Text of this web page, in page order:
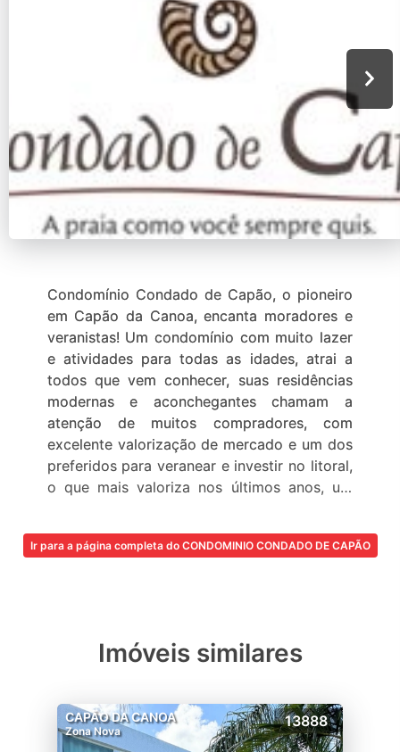
Condomínio Condado de Capão, o pioneiro
em Capão da Canoa, encanta moradores e
veranistas! Um condomínio com muito lazer
e atividades para todas as idades, atrai a
todos que vem conhecer, suas residências
modernas e aconchegantes chamam a
atenção de muitos compradores, com
excelente valorização de mercado e um dos
preferidos para veranear e investir no litoral,
o que mais valoriza nos últimos anos, um
de viver bem, com todo conforto e
segurança.
privativa, toboágua, piscina adulto e infantil,
montada, salão de festas, espaço gourmet,
quadra de tênis de saibro, muro em
concreto pré-moldado, com 2,50m de altura
Ir para a página completa do CONDOMINIO CONDADO DE CAPÃO
Imóveis similares
CAPÃO DA CANOA
Zona Nova
13888